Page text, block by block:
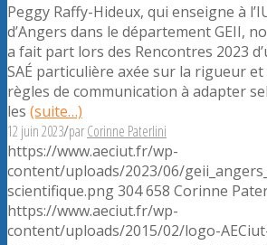
Peggy Raffy-Hideux, qui enseigne à
d’Angers dans le département GEII,
a fait part lors des Rencontres 2023
SAÉ particulière axée sur la rigueur et
règles de communication à adapter
les (suite…)
12 juin 2023/parCorinne Paterlini
https://www.aeciut.fr/wp-
content/uploads/2023/06/
scientifique.png304658 Corinne
https://www.aeciut.fr/wp-
content/uploads/2015/02/logo-